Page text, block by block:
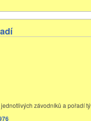
závodníků a pořadí